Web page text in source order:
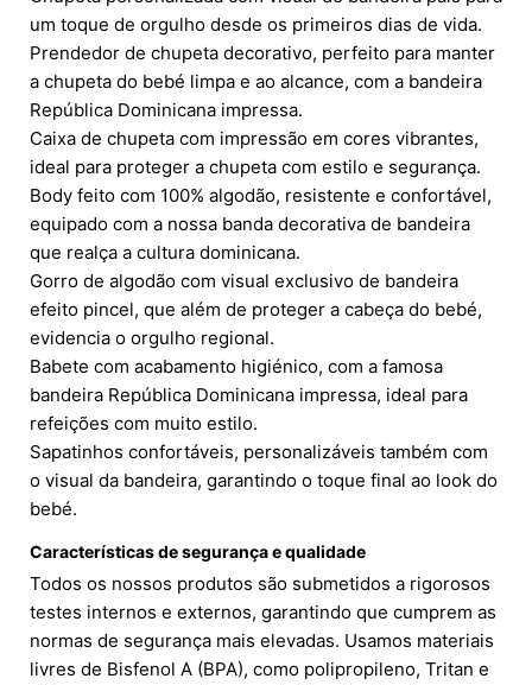
um toque de orgulho desde os primeiros dias de vida.
Prendedor de chupeta decorativo, perfeito para manter
a chupeta do bebé limpa e ao alcance, com a bandeira
República Dominicana impressa.
Caixa de chupeta com impressão em cores vibrantes,
ideal para proteger a chupeta com estilo e segurança.
Body feito com 100% algodão, resistente e confortável,
equipado com a nossa banda decorativa de bandeira
que realça a cultura dominicana.
Gorro de algodão com visual exclusivo de bandeira
efeito pincel, que além de proteger a cabeça do bebé,
evidencia o orgulho regional.
Babete com acabamento higiénico, com a famosa
bandeira República Dominicana impressa, ideal para
refeições com muito estilo.
Sapatinhos confortáveis, personalizáveis também com
o visual da bandeira, garantindo o toque final ao look do
bebé.
Características de segurança e qualidade
Todos os nossos produtos são submetidos a rigorosos
testes internos e externos, garantindo que cumprem as
normas de segurança mais elevadas. Usamos materiais
livres de Bisfenol A (BPA), como polipropileno, Tritan e